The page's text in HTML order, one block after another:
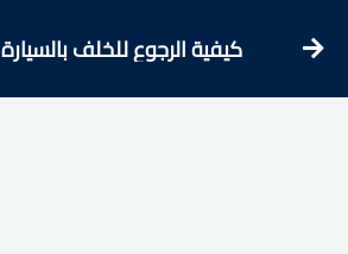
كيفية الرجوع للخلف بالسيارة
الأوتوماتيك